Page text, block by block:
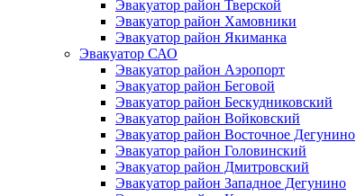
Эвакуатор район Тверской
Эвакуатор район Хамовники
Эвакуатор район Якиманка
Эвакуатор САО
Эвакуатор район Аэропорт
Эвакуатор район Беговой
Эвакуатор район Бескудниковский
Эвакуатор район Войковский
Эвакуатор район Восточное Дегунино
Эвакуатор район Головинский
Эвакуатор район Дмитровский
Эвакуатор район Западное Дегунино